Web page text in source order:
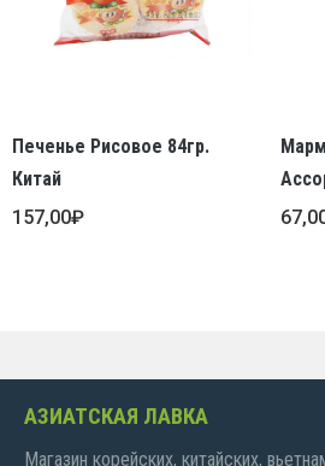
Печенье Рисовое 84гр.
Китай
157,00₽
АЗИАТСКАЯ ЛАВКА
Магазин корейских, китайских,